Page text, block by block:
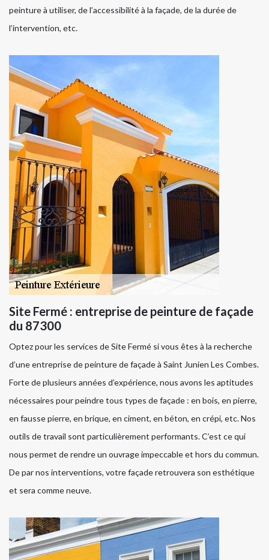
peinture à utiliser, de l’accessibilité à la façade, de la durée de
l’intervention, etc.
Site Fermé : entreprise de peinture de façade
du 87300
Optez pour les services de Site Fermé si vous êtes à la recherche
d’une entreprise de peinture de façade à Saint Junien Les Combes.
Forte de plusieurs années d’expérience, nous avons les aptitudes
nécessaires pour peindre tous types de façade : en bois, en pierre,
en fausse pierre, en brique, en ciment, en béton, en crépi, etc. Nos
outils de travail sont particulièrement performants. C’est ce qui
nous permet de rendre un ouvrage impeccable et hors du commun.
De par nos interventions, votre façade retrouvera son esthétique
et sera comme neuve.